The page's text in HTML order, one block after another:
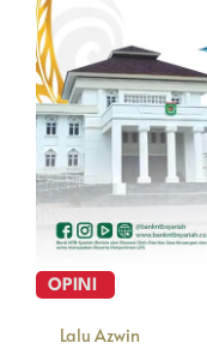
OPINI
Lalu Azwin